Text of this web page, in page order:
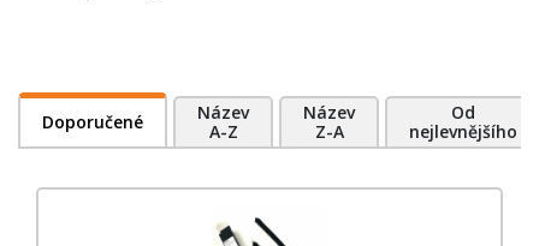
Doporučené
Název
A-Z
Název
Z-A
Od
nejlevnějšího